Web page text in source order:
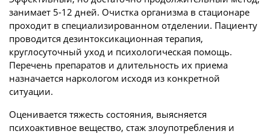
занимает 5-12 дней. Очистка организма в стационаре
проходит в специализированном отделении. Пациенту
проводится дезинтоксикационная терапия,
круглосуточный уход и психологическая помощь.
Перечень препаратов и длительность их приема
назначается наркологом исходя из конкретной
ситуации.
Оценивается тяжесть состояния, выясняется
психоактивное вещество, стаж злоупотребления и